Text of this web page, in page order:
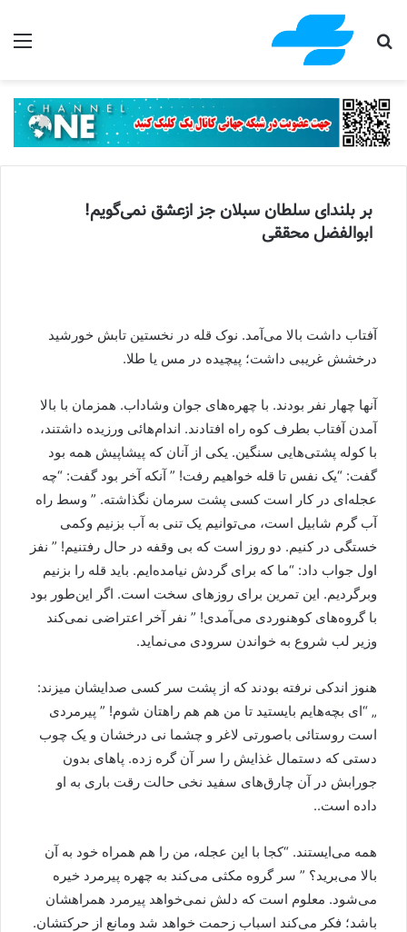
جستجو برای
بر بلندای سلطان سبلان جز ازعشق نمی‌گویم!
ابوالفضل محققی
آفتاب داشت بالا می‌آمد. نوک قله در نخستین تابش خورشید
درخشش غریبی داشت؛ پیچیده در مس یا طلا.
آنها چهار نفر بودند. با چهره‌های جوان وشاداب. همزمان با بالا
آمدن آفتاب بطرف کوه راه افتادند. اندام‌هائی ورزیده داشتند،
با کوله پشتی‌هایی سنگین. یکی از آنان که پیشاپیش همه بود
گفت: “یک نفس تا قله خواهیم رفت! ” آنکه آخر بود گفت: “چه
عجله‌ای در کار است کسی پشت سرمان نگذاشته. ” وسط راه
آب گرم شابیل است، می‌توانیم یک تنی به آب بزنیم وکمی
خستگی در کنیم. دو روز است که بی وقفه در حال رفتنیم! ” نفز
اول جواب داد: “ما که برای گردش نیامده‌ایم. باید قله را بزنیم
وبرگردیم. این تمرین برای روزهای سخت است. اگر این‌طور بود
با گروه‌های کوهنوردی می‌آمدی! ” نفر آخر اعتراضی نمی‌کند
وزیر لب شروع به خواندن سرودی می‌نماید.
هنوز اندکی نرفته بودند که از پشت سر کسی صدایشان میزند:
„ “ای بچه‌هایم بایستید تا من هم هم راهتان شوم! ” پیرمردی
است روستائی باصورتی لاغر و چشما نی درخشان و یک چوب
دستی که دستمال غذایش را سر آن گره زده. پاها‌ی بدون
جورابش در آن چارق‌های سفید نخی حالت رقت باری به او
داده است..
همه می‌ایستند. “کجا با این عجله، من را هم همراه خود به آن
بالا می‌برید؟ ” سر گروه مکثی می‌کند به چهره پیرمرد خیره
می‌شود. معلوم است که دلش نمی‌خواهد پیر‌مرد همراهشان
باشد؛ فکر می‌کند اسباب زحمت خواهد شد ومانع از حرکتشان.